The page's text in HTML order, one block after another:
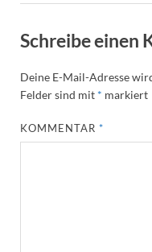
Schreibe einen
Deine E-Mail-Adresse
Felder sind mit * markiert
KOMMENTAR*